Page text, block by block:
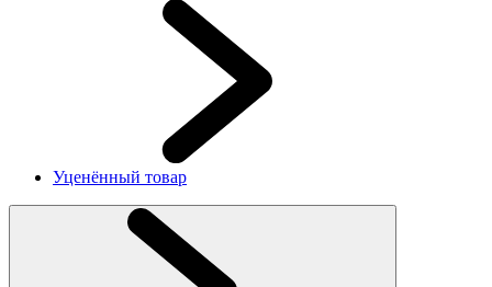
Уценённый товар